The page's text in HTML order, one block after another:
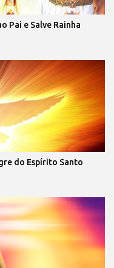
Pai e Salve Rainha
do Espírito Santo